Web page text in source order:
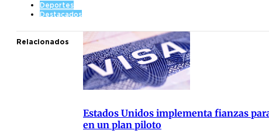
Deportes
Destacados
Relacionados
Estados Unidos implementa fianzas
en un plan piloto